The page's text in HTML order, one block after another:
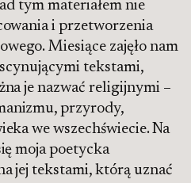
tym materiałem nie
i przetworzenia
Miesiące zajęło nam
tekstami,
je nazwać religijnymi –
przyrody,
we wszechświecie. Na
moja poetycka
jej tekstami, którą uznać